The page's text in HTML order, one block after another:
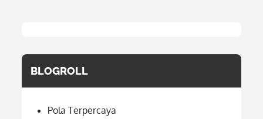
BLOGROLL
Pola Terpercaya